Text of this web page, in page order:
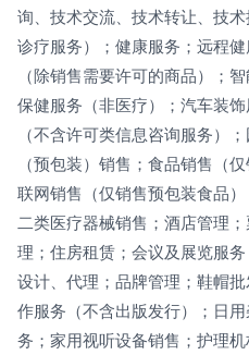
询、技术交流、技术转让、技
诊疗服务）；健康服务；远程
（除销售需要许可的商品）；
保健服务（非医疗）；汽车装
（不含许可类信息咨询服务）
（预包装）销售；食品销售（
联网销售（仅销售预包装食品
二类医疗器械销售；酒店管理
理；住房租赁；会议及展览服
设计、代理；品牌管理；鞋帽
作服务（不含出版发行）；日
务；家用视听设备销售；护理